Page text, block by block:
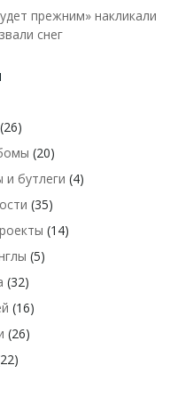
прежним» накликали
снег
(26)
(20)
и бутлеги (4)
(35)
(14)
(5)
(32)
(16)
(26)